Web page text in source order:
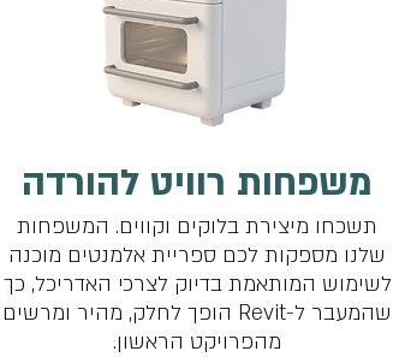
משפחות רוויט להורדה
תשכחו מיצירת בלוקים וקווים. המשפחות
שלנו מספקות לכם ספריית אלמנטים מוכנה
לשימוש המותאמת בדיוק לצרכי האדריכל, כך
שהמעבר ל-Revit הופך לחלק, מהיר ומרשים
מהפרויקט הראשון.